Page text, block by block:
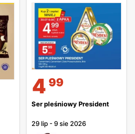
4 99
Ser pleśniowy President
29 lip -9 sie 2026